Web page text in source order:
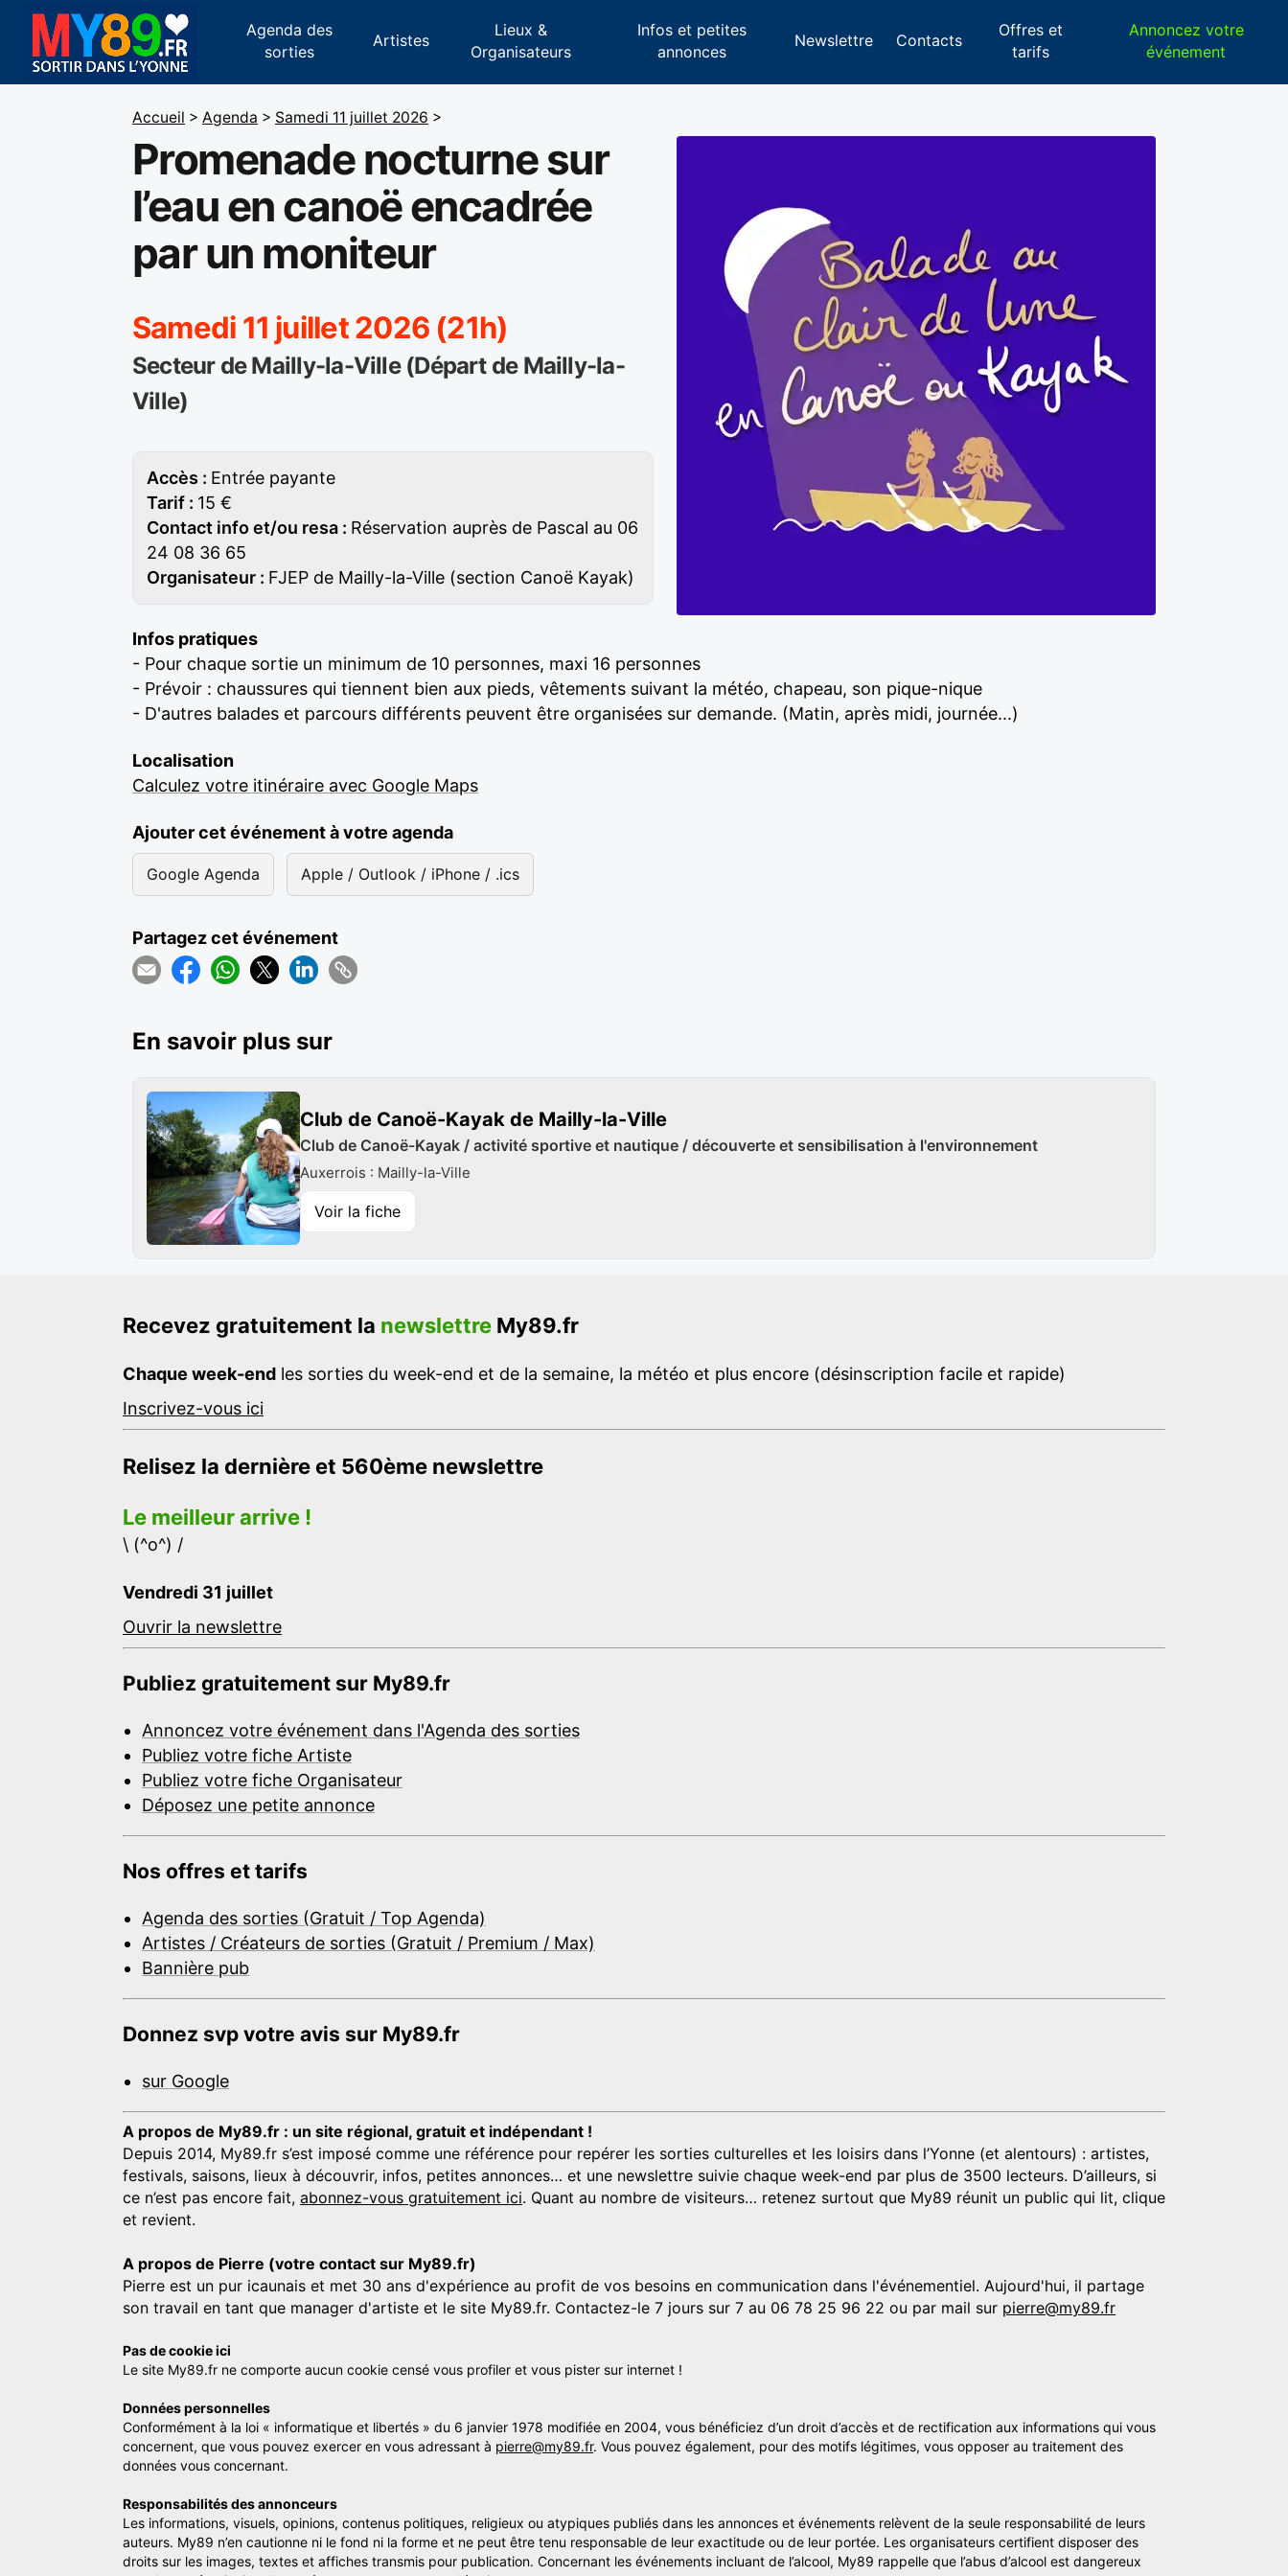
Agenda des
sorties
Artistes
Lieux &
Organisateurs
Infos et petites
annonces
Newslettre Contacts
Offres et
tarifs
Annoncez votre
événement
Accueil > Agenda > Samedi 11 juillet 2026 >
Promenade nocturne sur
l’eau en canoë encadrée
par un moniteur
Samedi 11 juillet 2026 (21h)
Secteur de Mailly-la-Ville (Départ de Mailly-la-
Ville)
Accès : Entrée payante
Tarif : 15 €
Contact info et/ou resa : Réservation auprès de Pascal au 06
24 08 36 65
Organisateur : FJEP de Mailly-la-Ville (section Canoë Kayak)
Infos pratiques
- Pour chaque sortie un minimum de 10 personnes, maxi 16 personnes
- Prévoir : chaussures qui tiennent bien aux pieds, vêtements suivant la météo, chapeau, son pique-nique
- D'autres balades et parcours différents peuvent être organisées sur demande. (Matin, après midi, journée...)
Localisation
Calculez votre itinéraire avec Google Maps
Ajouter cet événement à votre agenda
Google Agenda Apple / Outlook / iPhone / .ics
Partagez cet événement
En savoir plus sur
Club de Canoë-Kayak de Mailly-la-Ville
Club de Canoë-Kayak / activité sportive et nautique / découverte et sensibilisation à l'environnement
Auxerrois : Mailly-la-Ville
Voir la fiche
Recevez gratuitement la newslettre My89.fr
Chaque week-end les sorties du week-end et de la semaine, la météo et plus encore (désinscription facile et rapide)
Inscrivez-vous ici
Relisez la dernière et 560ème newslettre
Le meilleur arrive !
\ (^o^) /
Vendredi 31 juillet
Ouvrir la newslettre
Publiez gratuitement sur My89.fr
Annoncez votre événement dans l'Agenda des sorties
Publiez votre fiche Artiste
Publiez votre fiche Organisateur
Déposez une petite annonce
Nos offres et tarifs
Agenda des sorties (Gratuit / Top Agenda)
Artistes / Créateurs de sorties (Gratuit / Premium / Max)
Bannière pub
Donnez svp votre avis sur My89.fr
sur Google
A propos de My89.fr : un site régional, gratuit et indépendant !
Depuis 2014, My89.fr s’est imposé comme une référence pour repérer les sorties culturelles et les loisirs dans l’Yonne (et alentours) : artistes,
festivals, saisons, lieux à découvrir, infos, petites annonces… et une newslettre suivie chaque week-end par plus de 3500 lecteurs. D’ailleurs, si
ce n’est pas encore fait, abonnez-vous gratuitement ici. Quant au nombre de visiteurs… retenez surtout que My89 réunit un public qui lit, clique
et revient.
A propos de Pierre (votre contact sur My89.fr)
Pierre est un pur icaunais et met 30 ans d'expérience au profit de vos besoins en communication dans l'événementiel. Aujourd'hui, il partage
son travail en tant que manager d'artiste et le site My89.fr. Contactez-le 7 jours sur 7 au 06 78 25 96 22 ou par mail sur pierre@my89.fr
Pas de cookie ici
Le site My89.fr ne comporte aucun cookie censé vous profiler et vous pister sur internet !
Données personnelles
Conformément à la loi « informatique et libertés » du 6 janvier 1978 modifiée en 2004, vous bénéficiez d’un droit d’accès et de rectification aux informations qui vous
concernent, que vous pouvez exercer en vous adressant à pierre@my89.fr. Vous pouvez également, pour des motifs légitimes, vous opposer au traitement des
données vous concernant.
Responsabilités des annonceurs
Les informations, visuels, opinions, contenus politiques, religieux ou atypiques publiés dans les annonces et événements relèvent de la seule responsabilité de leurs
auteurs. My89 n’en cautionne ni le fond ni la forme et ne peut être tenu responsable de leur exactitude ou de leur portée. Les organisateurs certifient disposer des
droits sur les images, textes et affiches transmis pour publication. Concernant les événements incluant de l’alcool, My89 rappelle que l’abus d’alcool est dangereux